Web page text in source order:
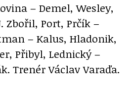
– Demel, Wesley,
Zbořil, Port, Prčík –
– Kalus, Hladonik,
Přibyl, Lednický –
Trenér Václav Varaďa.